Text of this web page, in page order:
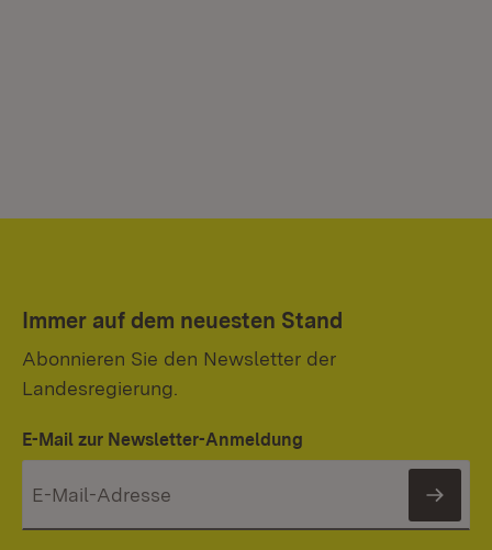
Immer auf dem neuesten Stand
Abonnieren Sie den Newsletter der
Landesregierung.
E-Mail zur Newsletter-Anmeldung